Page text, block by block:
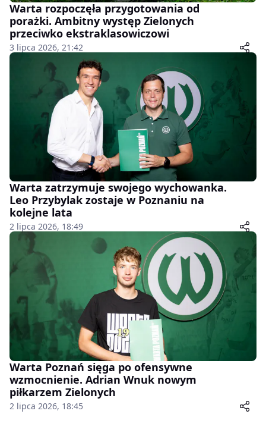
Warta rozpoczęła przygotowania od
porażki. Ambitny występ Zielonych
przeciwko ekstraklasowiczowi
3 lipca 2026, 21:42
Warta zatrzymuje swojego wychowanka.
Leo Przybylak zostaje w Poznaniu na
kolejne lata
2 lipca 2026, 18:49
Warta Poznań sięga po ofensywne
wzmocnienie. Adrian Wnuk nowym
piłkarzem Zielonych
2 lipca 2026, 18:45